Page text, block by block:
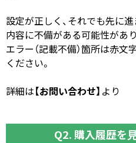
設定が正しく、それでも先に
内容に不備がある可能性があり
エラー（記載不備）箇所は赤
ください。
詳細は【お問い合わせ】 より
Q2. 購入履歴を